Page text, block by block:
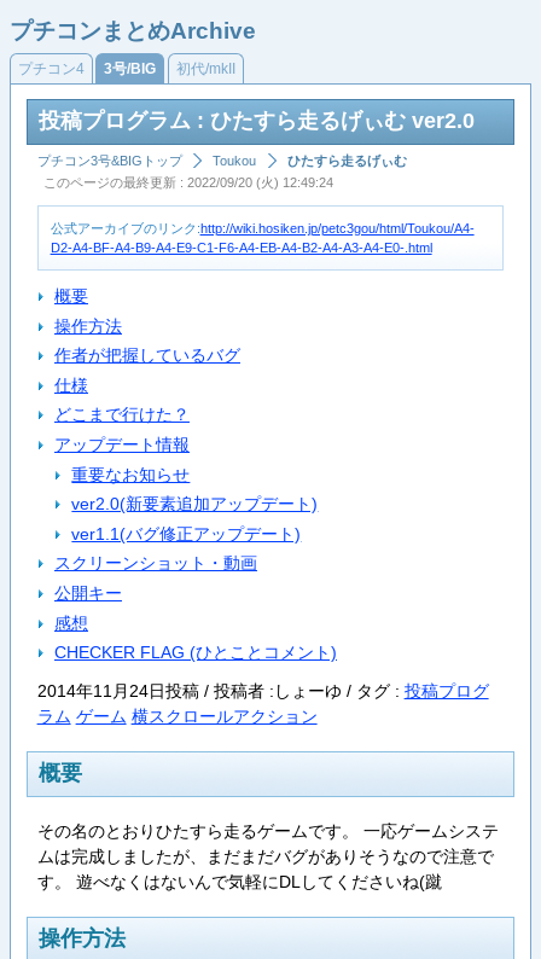
プチコンまとめArchive
プチコン4 3号/BIG 初代/mkII
投稿プログラム : ひたすら走るげぃむ ver2.0
プチコン3号&BIGトップ Toukou
ひたすら走るげぃむ
このページの最終更新 : 2022/09/20 (火) 12:49:24
公式アーカイブのリンク:http://wiki.hosiken.jp/petc3gou/html/Toukou/A4-
D2-A4-BF-A4-B9-A4-E9-C1-F6-A4-EB-A4-B2-A4-A3-A4-E0-.html
概要
操作方法
作者が把握しているバグ
仕様
どこまで行けた？
アップデート情報
重要なお知らせ
ver2.0(新要素追加アップデート)
ver1.1(バグ修正アップデート)
スクリーンショット・動画
公開キー
感想
CHECKER FLAG (ひとことコメント)
2014年11月24日投稿 / 投稿者 :しょーゆ / タグ : 投稿プログ
ラム ゲーム 横スクロールアクション
概要
その名のとおりひたすら走るゲームです。 一応ゲームシステ
ムは完成しましたが、まだまだバグがありそうなので注意で
す。 遊べなくはないんで気軽にDLしてくださいね(蹴
操作方法